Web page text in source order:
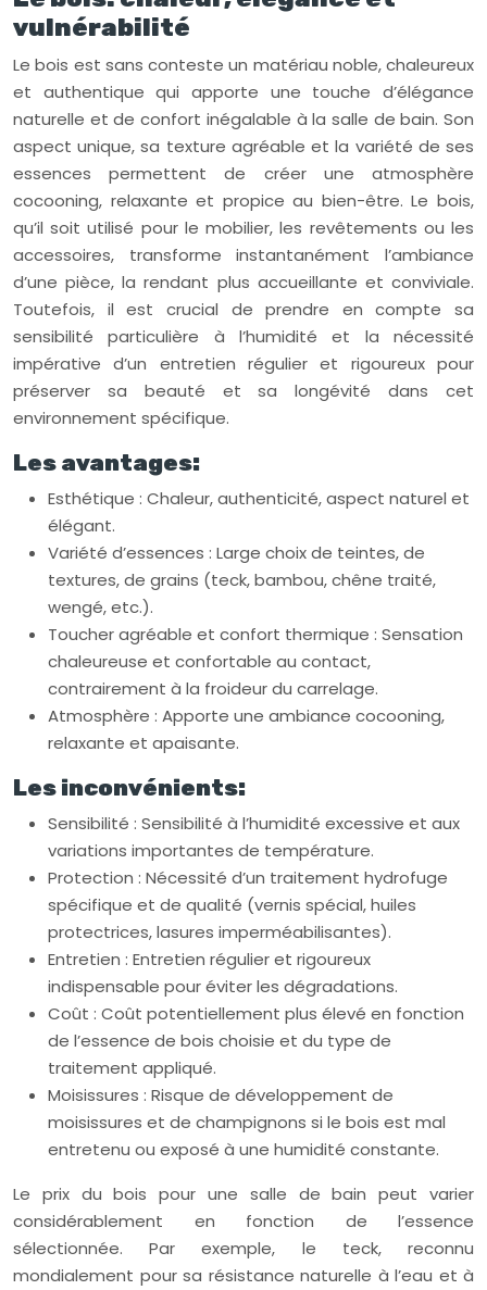
vulnérabilité
Le bois est sans conteste un matériau noble, chaleureux
et authentique qui apporte une touche d’élégance
naturelle et de confort inégalable à la salle de bain. Son
aspect unique, sa texture agréable et la variété de ses
essences permettent de créer une atmosphère
cocooning, relaxante et propice au bien-être. Le bois,
qu’il soit utilisé pour le mobilier, les revêtements ou les
accessoires, transforme instantanément l’ambiance
d’une pièce, la rendant plus accueillante et conviviale.
Toutefois, il est crucial de prendre en compte sa
sensibilité particulière à l’humidité et la nécessité
impérative d’un entretien régulier et rigoureux pour
préserver sa beauté et sa longévité dans cet
environnement spécifique.
Les avantages:
Esthétique : Chaleur, authenticité, aspect naturel et
élégant.
Variété d’essences : Large choix de teintes, de
textures, de grains (teck, bambou, chêne traité,
wengé, etc.).
Toucher agréable et confort thermique : Sensation
chaleureuse et confortable au contact,
contrairement à la froideur du carrelage.
Atmosphère : Apporte une ambiance cocooning,
relaxante et apaisante.
Les inconvénients:
Sensibilité : Sensibilité à l’humidité excessive et aux
variations importantes de température.
Protection : Nécessité d’un traitement hydrofuge
spécifique et de qualité (vernis spécial, huiles
protectrices, lasures imperméabilisantes).
Entretien : Entretien régulier et rigoureux
indispensable pour éviter les dégradations.
Coût : Coût potentiellement plus élevé en fonction
de l’essence de bois choisie et du type de
traitement appliqué.
Moisissures : Risque de développement de
moisissures et de champignons si le bois est mal
entretenu ou exposé à une humidité constante.
Le prix du bois pour une salle de bain peut varier
considérablement en fonction de l’essence
sélectionnée. Par exemple, le teck, reconnu
mondialement pour sa résistance naturelle à l’eau et à